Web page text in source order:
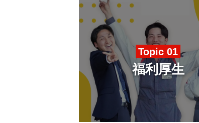
インタビュー
メディア
採用情報
Topic 01
福利厚生